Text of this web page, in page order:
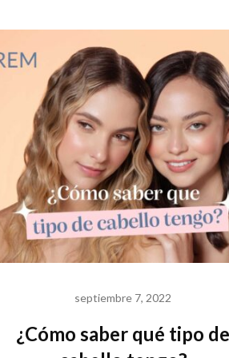
septiembre 7, 2022
¿Cómo saber qué tipo